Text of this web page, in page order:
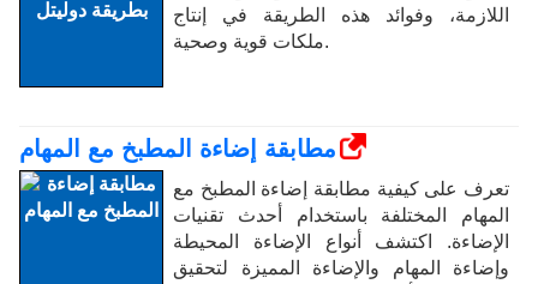
اللازمة، وفوائد هذه الطريقة في إنتاج
ملكات قوية وصحية.
مطابقة إضاءة المطبخ مع المهام
تعرف على كيفية مطابقة إضاءة المطبخ مع
المهام المختلفة باستخدام أحدث تقنيات
الإضاءة. اكتشف أنواع الإضاءة المحيطة
وإضاءة المهام والإضاءة المميزة لتحقيق